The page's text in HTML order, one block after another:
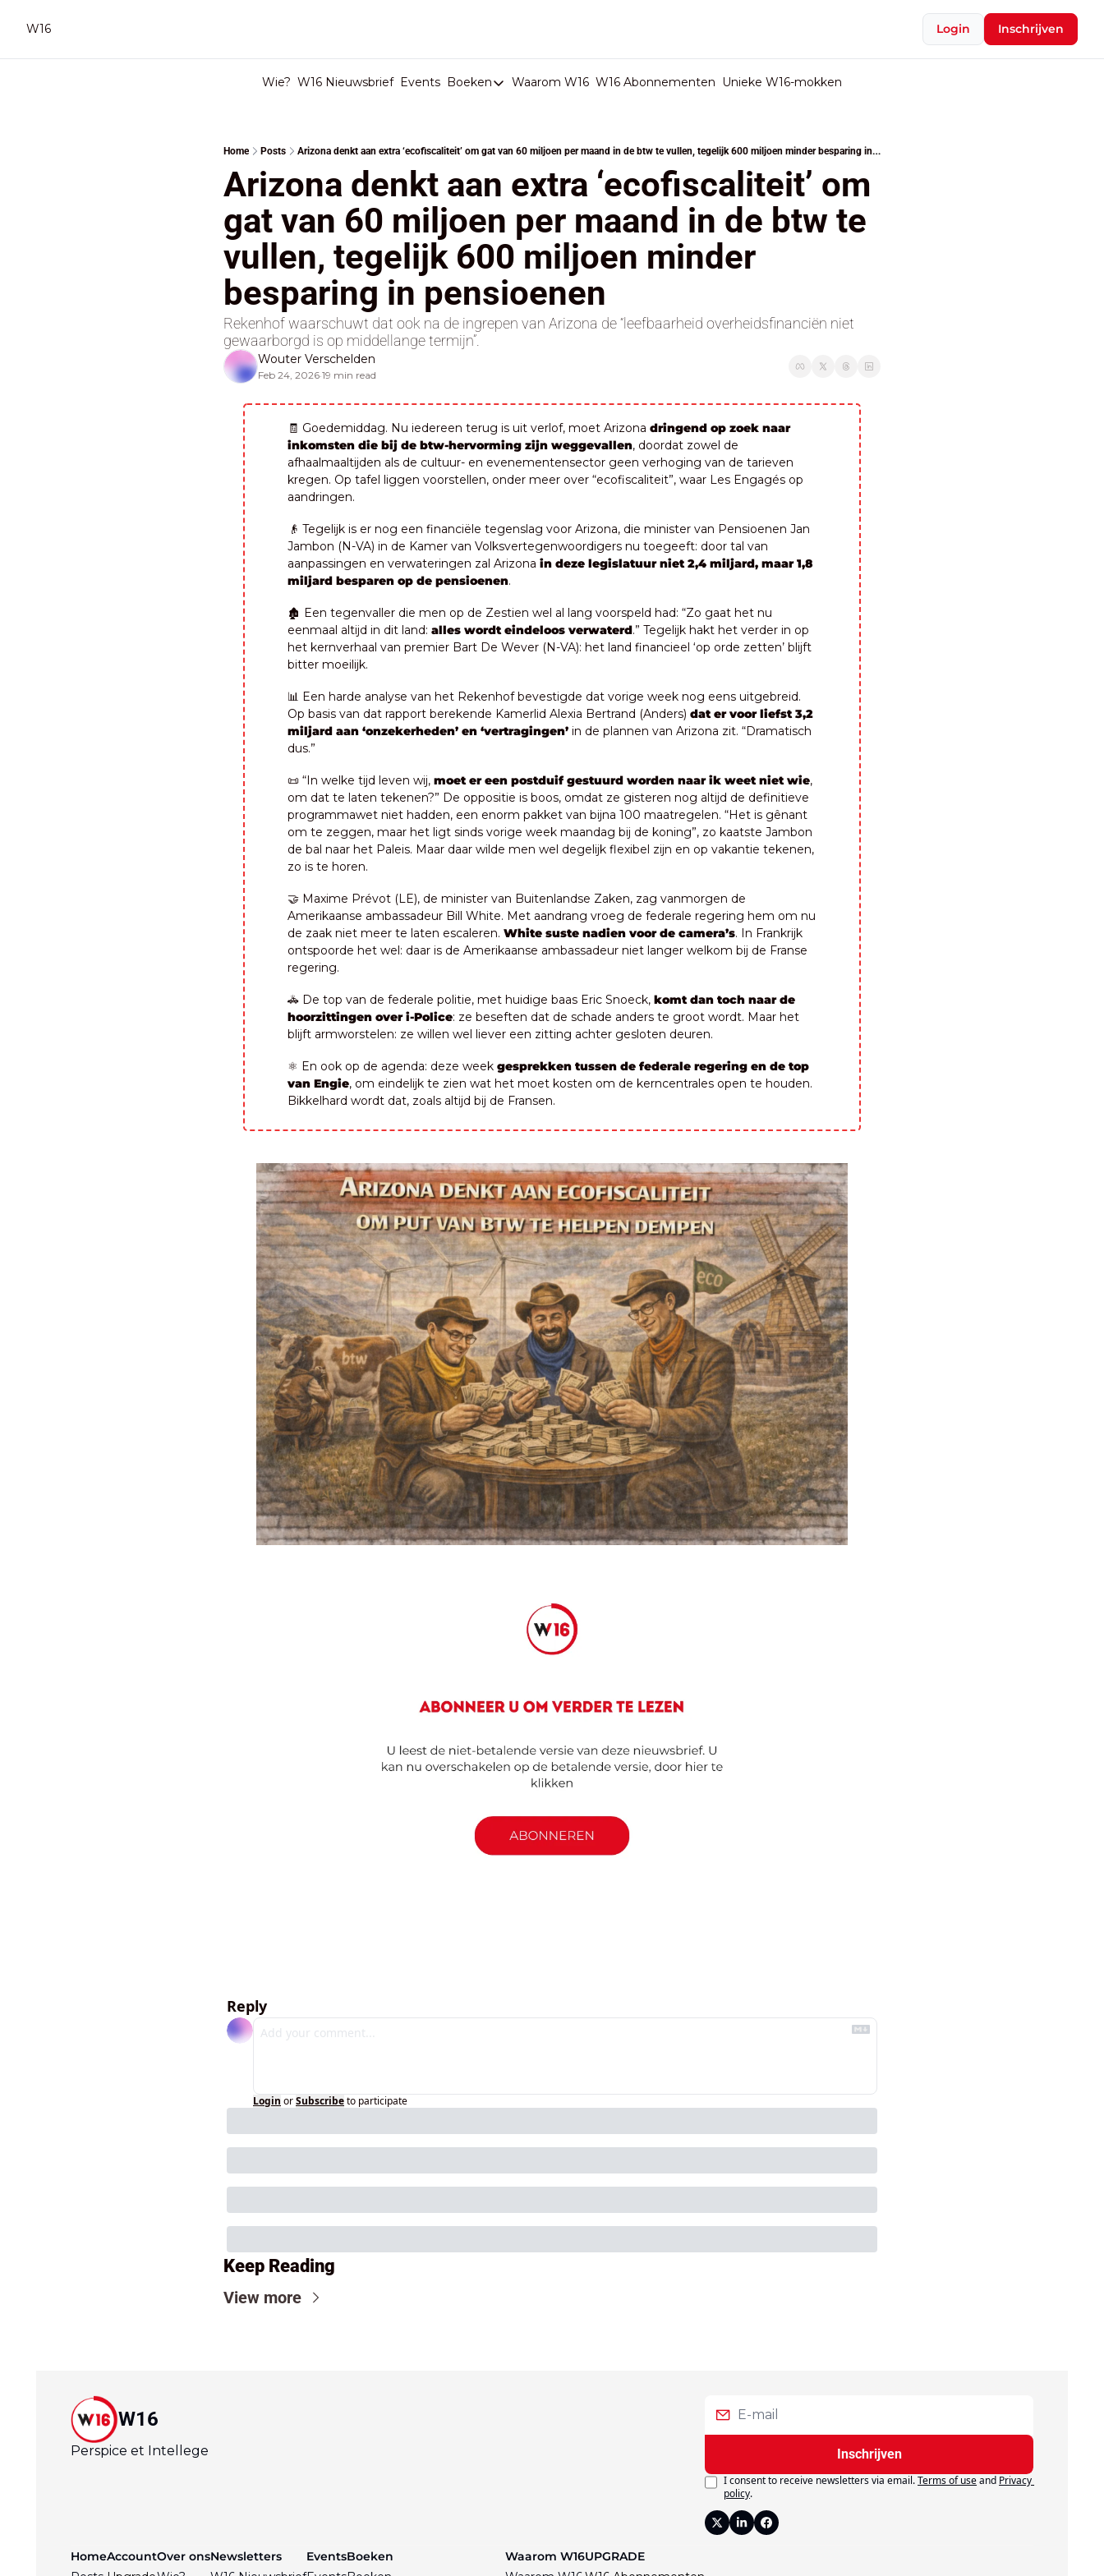
W16 Login Inschrijven
Wie? W16 Nieuwsbrief Events Boeken
Boeken
Boeken
Stop de Persen
Het Merk België
De Doodgravers van België
Bpost Hold-up
Waarom W16 W16 Abonnementen Unieke W16-mokken
Home Posts Arizona denkt aan extra ‘ecofiscaliteit’ om gat van 60 miljoen per maand in de btw te vullen, tegelijk 600 miljoen minder besparing in pensioenen
Arizona denkt aan extra ‘ecofiscaliteit’ om
gat van 60 miljoen per maand in de btw te
vullen, tegelijk 600 miljoen minder
besparing in pensioenen
Rekenhof waarschuwt dat ook na de ingrepen van Arizona de “leefbaarheid overheidsfinanciën niet
gewaarborgd is op middellange termijn”.
Wouter Verschelden
Feb 24, 2026•19 min read
🧾 Goedemiddag. Nu iedereen terug is uit verlof, moet Arizona dringend op zoek naar
inkomsten die bij de btw-hervorming zijn weggevallen, doordat zowel de
afhaalmaaltijden als de cultuur- en evenementensector geen verhoging van de tarieven
kregen. Op tafel liggen voorstellen, onder meer over “ecofiscaliteit”, waar Les Engagés op
aandringen.
👴 Tegelijk is er nog een financiële tegenslag voor Arizona, die minister van Pensioenen Jan
Jambon (N-VA) in de Kamer van Volksvertegenwoordigers nu toegeeft: door tal van
aanpassingen en verwateringen zal Arizona in deze legislatuur niet 2,4 miljard, maar 1,8
miljard besparen op de pensioenen.
🏚️ Een tegenvaller die men op de Zestien wel al lang voorspeld had: “Zo gaat het nu
eenmaal altijd in dit land: alles wordt eindeloos verwaterd.” Tegelijk hakt het verder in op
het kernverhaal van premier Bart De Wever (N-VA): het land financieel ‘op orde zetten’ blijft
bitter moeilijk.
📊 Een harde analyse van het Rekenhof bevestigde dat vorige week nog eens uitgebreid.
Op basis van dat rapport berekende Kamerlid Alexia Bertrand (Anders) dat er voor liefst 3,2
miljard aan ‘onzekerheden’ en ‘vertragingen’ in de plannen van Arizona zit. “Dramatisch
dus.”
📜 “In welke tijd leven wij, moet er een postduif gestuurd worden naar ik weet niet wie,
om dat te laten tekenen?” De oppositie is boos, omdat ze gisteren nog altijd de definitieve
programmawet niet hadden, een enorm pakket van bijna 100 maatregelen. “Het is gênant
om te zeggen, maar het ligt sinds vorige week maandag bij de koning”, zo kaatste Jambon
de bal naar het Paleis. Maar daar wilde men wel degelijk flexibel zijn en op vakantie tekenen,
zo is te horen.
🤝 Maxime Prévot (LE), de minister van Buitenlandse Zaken, zag vanmorgen de
Amerikaanse ambassadeur Bill White. Met aandrang vroeg de federale regering hem om nu
de zaak niet meer te laten escaleren. White suste nadien voor de camera’s. In Frankrijk
ontspoorde het wel: daar is de Amerikaanse ambassadeur niet langer welkom bij de Franse
regering.
🚓 De top van de federale politie, met huidige baas Eric Snoeck, komt dan toch naar de
hoorzittingen over i-Police: ze beseften dat de schade anders te groot wordt. Maar het
blijft armworstelen: ze willen wel liever een zitting achter gesloten deuren.
⚛️ En ook op de agenda: deze week gesprekken tussen de federale regering en de top
van Engie, om eindelijk te zien wat het moet kosten om de kerncentrales open te houden.
Bikkelhard wordt dat, zoals altijd bij de Fransen.
Reply
Login orSubscribeto participate
Keep Reading
View more
W16
Perspice et Intellege Inschrijven
I consent to receive newsletters via email.Terms of useand Privacy
policy.
HomeAccountOver onsNewsletters
EventsBoeken
Waarom W16UPGRADE